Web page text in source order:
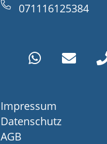
071116125384
Impressum
Datenschutz
AGB